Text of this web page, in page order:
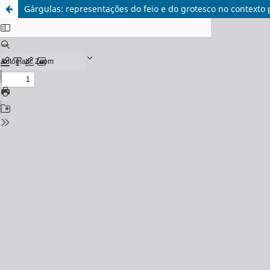
Gárgulas: representações do feio e do grotesco no contexto